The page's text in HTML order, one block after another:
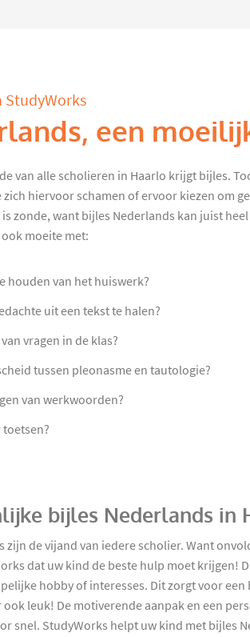
StudyWorks
een
van alle scholieren in Haarlo krijgt bijles.
hiervoor schamen of ervoor kiezen om
zonde, want bijles Nederlands kan juist
moeite met:
houden van het huiswerk?
uit een tekst te halen?
vragen in de klas?
tussen pleonasme en tautologie?
van werkwoorden?
bijles Nederlands in
zijn de vijand van iedere scholier. Want
dat uw kind de beste hulp moet krijgen!
hobby of interesses. Dit zorgt voor
ook leuk! De motiverende aanpak en een
snel. StudyWorks helpt uw kind met bijles